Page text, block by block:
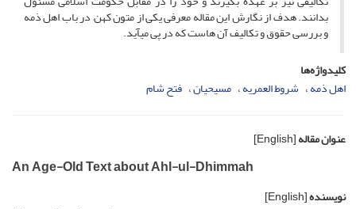
بدانند. هدف از نگارش این مقاله معرفى یکى از متون کهن, در باب اهل ذمه
و بررسى حقوق و تکالیف آن هاست که در پى مىآید.
کلیدواژه‌ها
اهل ذمه شروط العمریه مسیحیان فتح شام
عنوان مقاله[English]
An Age-Old Text about Ahl-ul-Dhimmah
نویسنده[English]